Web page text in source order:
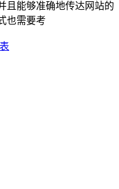
且能够准确地传达网站的
也需要考